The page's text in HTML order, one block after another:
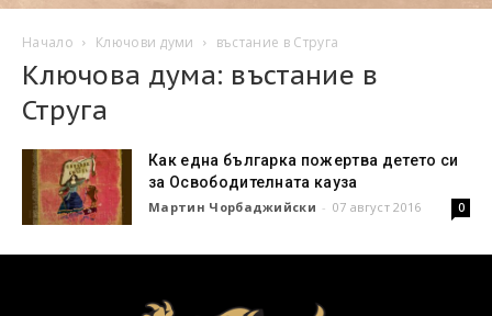
Начало Ключови думи въстание в Струга
Ключова дума: въстание в
Струга
Как една българка пожертва детето си
за Освободителната кауза
Мартин Чорбаджийски - 07 август 2016 0